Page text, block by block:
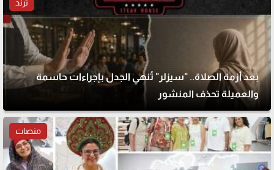
ترند
بعد أزمة الصلاة.. "سيزلر" تُنهي الجدل بإجراءات حاسمة
والعميلة تحذف المنشور
منصات